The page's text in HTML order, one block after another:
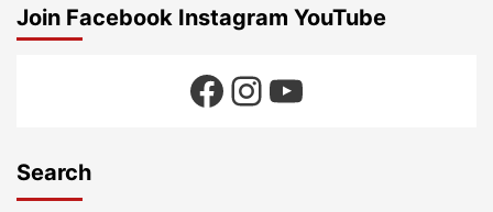
Join Facebook Instagram YouTube
Facebook
Instagram
YouTube
Search